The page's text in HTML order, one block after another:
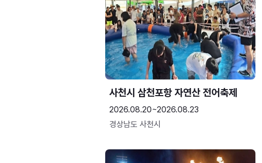
사천시 삼천포항 자연산 전어축제
2026.08.20~2026.08.23
경상남도 사천시